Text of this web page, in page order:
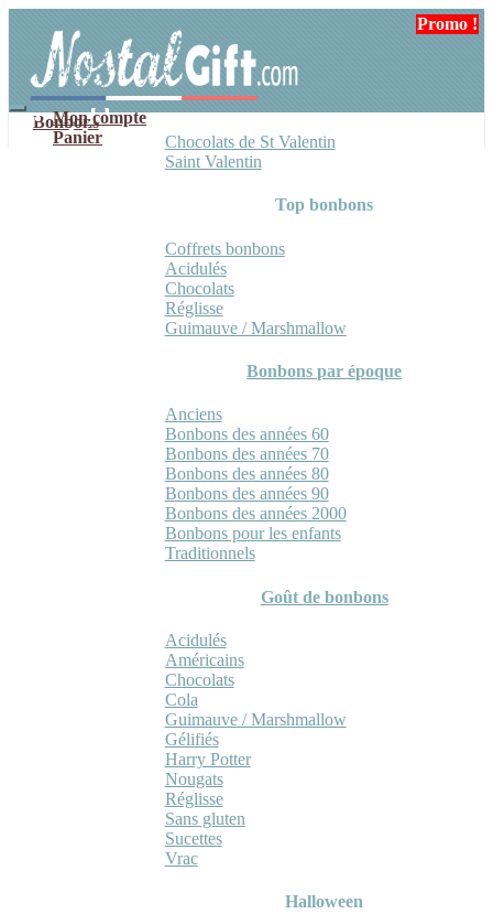
navigation
contenu
Mon compte
Panier
Bonbons
Chocolats de St Valentin
Saint Valentin
Top bonbons
Coffrets bonbons
Acidulés
Chocolats
Réglisse
Guimauve / Marshmallow
Bonbons par époque
Anciens
Bonbons des années 60
Bonbons des années 70
Bonbons des années 80
Bonbons des années 90
Bonbons des années 2000
Bonbons pour les enfants
Traditionnels
Goût de bonbons
Acidulés
Américains
Chocolats
Cola
Guimauve / Marshmallow
Gélifiés
Harry Potter
Nougats
Réglisse
Sans gluten
Sucettes
Vrac
Halloween
Promo !